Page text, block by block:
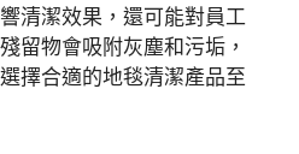
清潔效果，還可能對員工
留物會吸附灰塵和污垢，
擇合適的地毯清潔產品至